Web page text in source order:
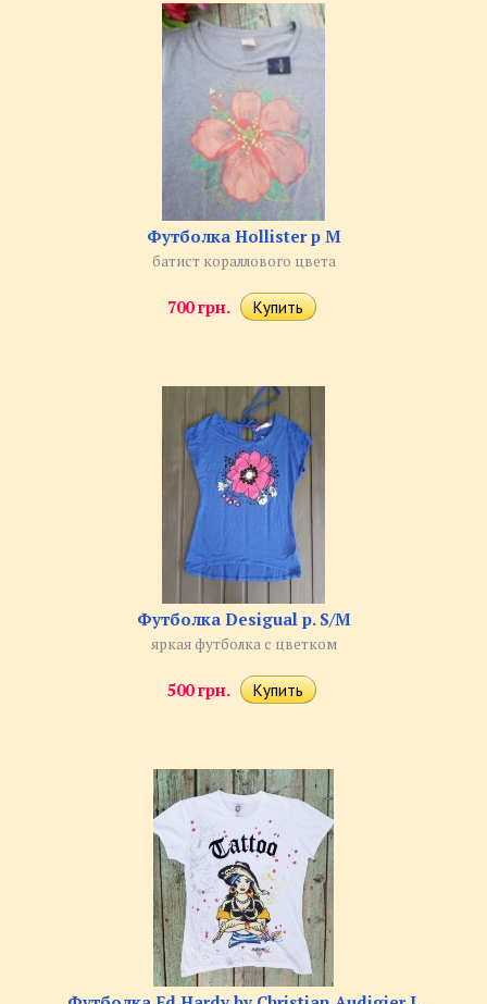
Футболка Hollister р M
батист кораллового цвета
700 грн.
Футболка Desigual р. S/M
яркая футболка с цветком
500 грн.